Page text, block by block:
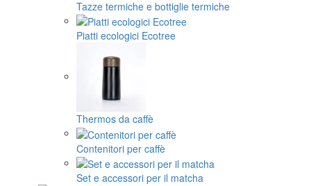
Tazze termiche e bottiglie termiche
Piatti ecologici Ecotree
Thermos da caffè
Contenitori per caffè
Set e accessori per il matcha